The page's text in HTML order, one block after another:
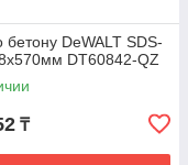
бетону DeWALT SDS-
DT60842-QZ
₸